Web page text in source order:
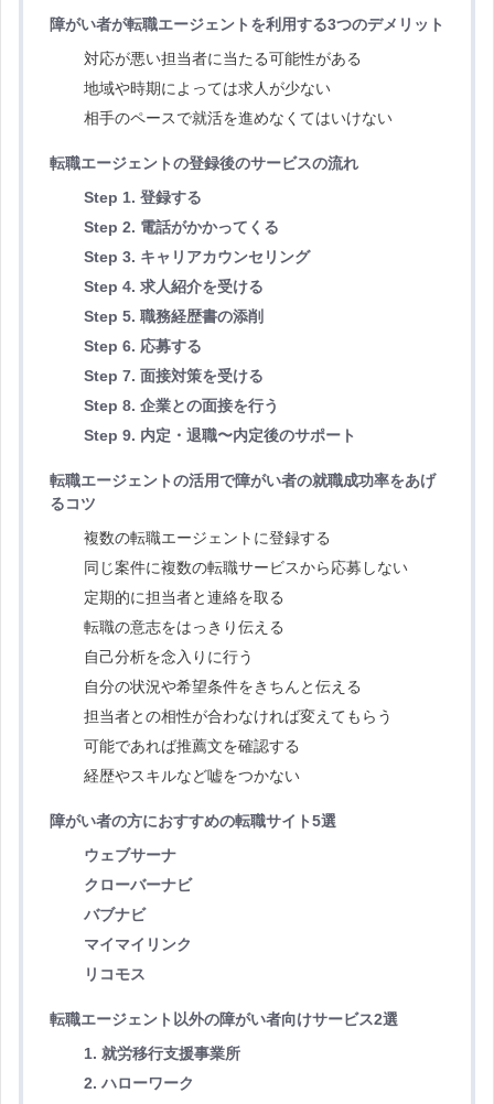
障がい者が転職エージェントを利用する3つのデメリット
対応が悪い担当者に当たる可能性がある
地域や時期によっては求人が少ない
相手のペースで就活を進めなくてはいけない
転職エージェントの登録後のサービスの流れ
Step 1. 登録する
Step 2. 電話がかかってくる
Step 3. キャリアカウンセリング
Step 4. 求人紹介を受ける
Step 5. 職務経歴書の添削
Step 6. 応募する
Step 7. 面接対策を受ける
Step 8. 企業との面接を行う
Step 9. 内定・退職〜内定後のサポート
転職エージェントの活用で障がい者の就職成功率をあげ
るコツ
複数の転職エージェントに登録する
同じ案件に複数の転職サービスから応募しない
定期的に担当者と連絡を取る
転職の意志をはっきり伝える
自己分析を念入りに行う
自分の状況や希望条件をきちんと伝える
担当者との相性が合わなければ変えてもらう
可能であれば推薦文を確認する
経歴やスキルなど嘘をつかない
障がい者の方におすすめの転職サイト5選
ウェブサーナ
クローバーナビ
バブナビ
マイマイリンク
リコモス
転職エージェント以外の障がい者向けサービス2選
1. 就労移行支援事業所
2. ハローワーク